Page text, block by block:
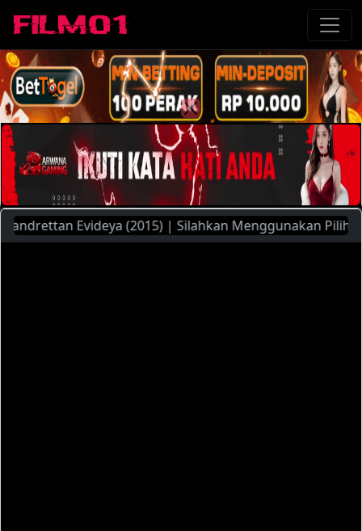
Evideya (2015) | Silahkan Menggunakan Pilihan